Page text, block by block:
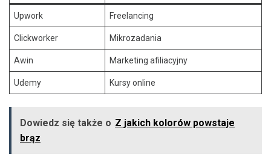
Upwork Freelancing
Clickworker Mikrozadania
Awin Marketing afiliacyjny
Udemy Kursy online
Dowiedz się także o Z jakich kolorów powstaje
brąz